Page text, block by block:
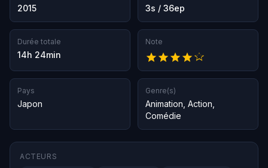
2015 3s / 36ep
Durée totale
14h 24min
Note
Pays
Japon
Genre(s)
Animation Action
Comédie
ACTEURS